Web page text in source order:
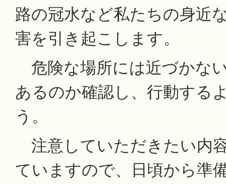
路の冠水など私たちの身近
害を引き起こします。
危険な場所には近づかな
あるのか確認し、行動する
う。
注意していただきたい内
ていますので、日頃から準